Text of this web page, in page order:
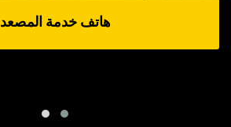
هاتف خدمة المصعد